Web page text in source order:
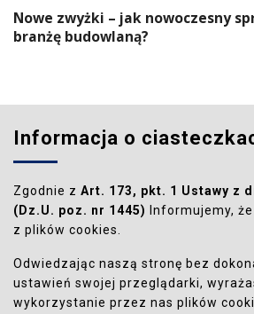
Nowe zwyżki – jak nowoczesny
branżę budowlaną?
Informacja o
Zgodnie z Art. 173, pkt. 1 Ustawy z
(Dz.U. poz. nr 1445)
Informujemy,
z plików cookies.
Odwiedzając naszą stronę bez
ustawień swojej przeglądarki,
wykorzystanie przez nas plików